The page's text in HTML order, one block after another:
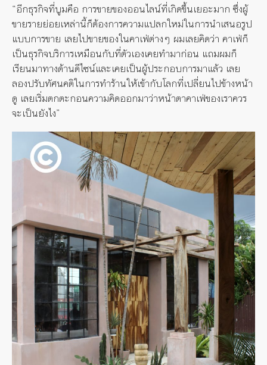
“อีกธุรกิจที่บูมคือ การขายของออนไลน์ที่เกิดขึ้นเยอะมาก ซึ่งผู้
ขายรายย่อยเหล่านี้ก็ต้องการความแปลกใหม่ในการนำเสนอรูป
แบบการขาย เลยไปขายของในคาเฟ่ต่างๆ ผมเลยคิดว่า คาเฟ่ก็
เป็นธุรกิจบริการเหมือนกับที่ตัวเองเคยทำมาก่อน แถมผมก็
เรียนมาทางด้านดีไซน์และเคยเป็นผู้ประกอบการมาแล้ว เลย
ลองปรับทัศนคติในการทำร้านให้เข้ากับโลกที่เปลี่ยนไปข้างหน้า
ดู เลยเริ่มตกตะกอนความคิดออกมาว่าหน้าตาคาเฟ่ของเราควร
จะเป็นยังไง”